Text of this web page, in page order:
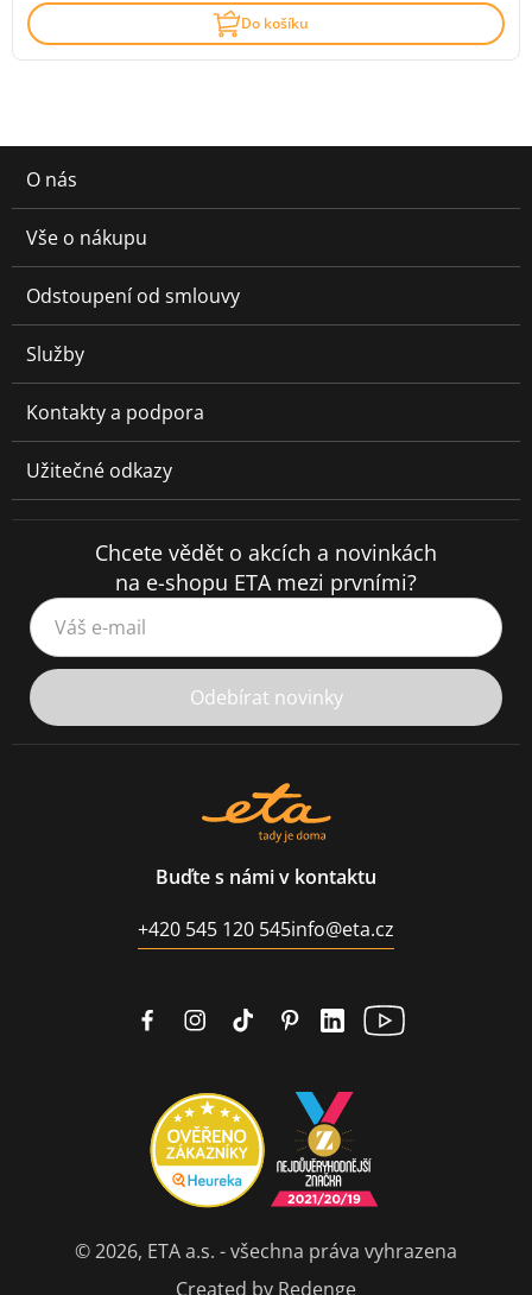
Do košíku
O nás
Vše o nákupu
Odstoupení od smlouvy
Služby
Kontakty a podpora
Užitečné odkazy
Chcete vědět o akcích a novinkách
na e-shopu ETA mezi prvními?
Váš e-mail
Odebírat novinky
Buďte s námi v kontaktu
+420 545 120 545info@eta.cz
© 2026, ETA a.s. - všechna práva vyhrazena
Created by Redenge